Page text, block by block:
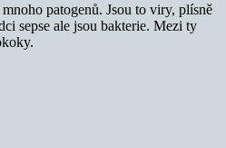
patogenů. Jsou to viry, plísně
sepse ale jsou bakterie. Mezi ty